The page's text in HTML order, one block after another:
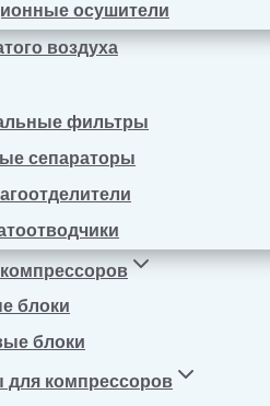
осушители
воздуха
фильтры
сепараторы
блоки
блоки
компрессоров